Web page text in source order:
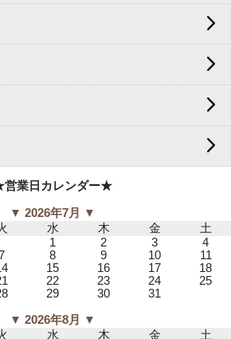
業日カレンダー★
▼ 2026年7月 ▼
水 木 金
土
1
2 3
4
8 9 10
11
15 16 17
18
22 23 24
25
29 30 31
▼ 2026年8月 ▼
水 木 金 土